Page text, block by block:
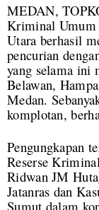
MEDAN,
Kriminal Umum
Utara berhasil
pencurian
yang selama ini
Belawan,
Medan.
komplotan,
Pengungkapan
Reserse
Ridwan JM
Jatanras dan
Sumut dalam